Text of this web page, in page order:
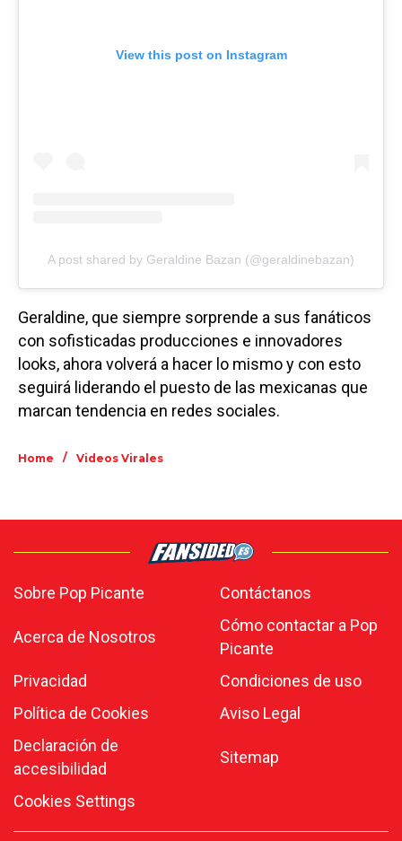
View this post on Instagram
A post shared by Geraldine Bazan (@geraldinebazan)
Geraldine, que siempre sorprende a sus fanáticos
con sofisticadas producciones e innovadores
looks, ahora volverá a hacer lo mismo y con esto
seguirá liderando el puesto de las mexicanas que
marcan tendencia en redes sociales.
Home / Videos Virales
Sobre Pop Picante Contáctanos
Acerca de Nosotros
Cómo contactar a Pop
Picante
Privacidad
Condiciones de uso
Política de Cookies
Aviso Legal
Declaración de
accesibilidad
Sitemap
Cookies Settings